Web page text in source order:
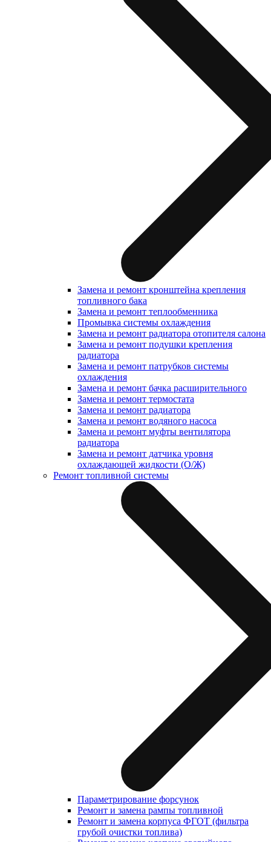
Замена и ремонт кронштейна крепления
топливного бака
Замена и ремонт теплообменника
Промывка системы охлаждения
Замена и ремонт радиатора отопителя салона
Замена и ремонт подушки крепления
радиатора
Замена и ремонт патрубков системы
охлаждения
Замена и ремонт бачка расширительного
Замена и ремонт термостата
Замена и ремонт радиатора
Замена и ремонт водяного насоса
Замена и ремонт муфты вентилятора
радиатора
Замена и ремонт датчика уровня
охлаждающей жидкости (О/Ж)
Ремонт топливной системы
Параметрирование форсунок
Ремонт и замена рампы топливной
Ремонт и замена корпуса ФГОТ (фильтра
грубой очистки топлива)